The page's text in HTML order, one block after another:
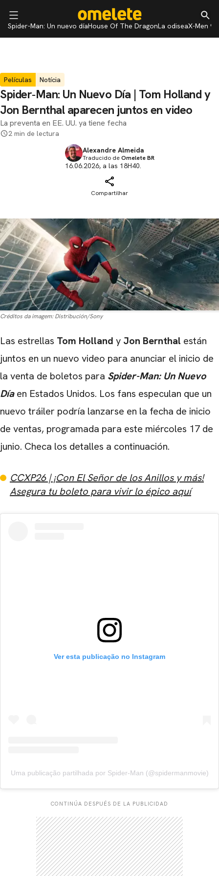
Spider-Man: Un nuevo díaHouse Of The DragonLa odiseaX-Men 97
Películas Notícia
Spider‑Man: Un Nuevo Día | Tom Holland y
Jon Bernthal aparecen juntos en video
La preventa en EE. UU. ya tiene fecha
2 min de lectura
Alexandre Almeida
Traducido deOmelete BR
16.06.2026, a las 18H40.
Compartilhar
Créditos da imagem: Distribución/Sony
Las estrellas Tom Holland y Jon Bernthal están
juntos en un nuevo video para anunciar el inicio de
la venta de boletos para Spider-Man: Un Nuevo
Díaen Estados Unidos. Los fans especulan que un
nuevo tráiler podría lanzarse en la fecha de inicio
de ventas, programada para este miércoles 17 de
junio. Checa los detalles a continuación.
CCXP26 | ¡Con El Señor de los Anillos y más!
Asegura tu boleto para vivir lo épico aquí
Ver esta publicação no Instagram
Uma publicação partilhada por Spider-Man (@spidermanmovie)
CONTINÚA DESPUÉS DE LA PUBLICIDAD